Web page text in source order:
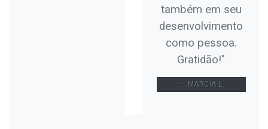
também em seu
desenvolvimento
como pessoa.
Gratidão!"
MARCIA L.